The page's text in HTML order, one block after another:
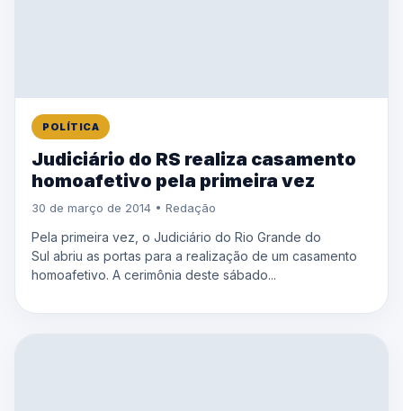
POLÍTICA
Judiciário do RS realiza casamento
homoafetivo pela primeira vez
30 de março de 2014 • Redação
Pela primeira vez, o Judiciário do Rio Grande do
Sul abriu as portas para a realização de um casamento
homoafetivo. A cerimônia deste sábado...